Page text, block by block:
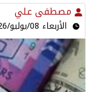
مصطفى علي
الأربعاء 08/يوليو/2026 - 10:05 ص